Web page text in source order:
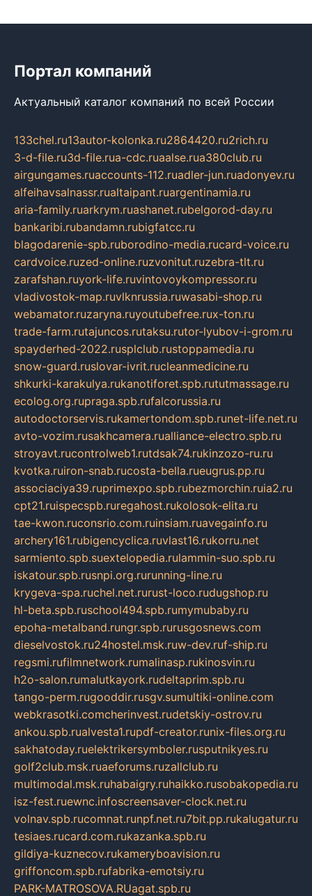
Портал компаний
Актуальный каталог компаний по всей России
133chel.ru13autor-kolonka.ru2864420.ru2rich.ru
3-d-file.ru3d-file.rua-cdc.ruaalse.rua380club.ru
airgungames.ruaccounts-112.ruadler-jun.ruadonyev.ru
alfeihavsalnassr.rualtaipant.ruargentinamia.ru
aria-family.ruarkrym.ruashanet.rubelgorod-day.ru
bankaribi.rubandamn.rubigfatcc.ru
blagodarenie-spb.ruborodino-media.rucard-voice.ru
cardvoice.ruzed-online.ruzvonitut.ruzebra-tlt.ru
zarafshan.ruyork-life.ruvintovoykompressor.ru
vladivostok-map.ruvlknrussia.ruwasabi-shop.ru
webamator.ruzaryna.ruyoutubefree.rux-ton.ru
trade-farm.rutajuncos.rutaksu.rutor-lyubov-i-grom.ru
spayderhed-2022.rusplclub.rustoppamedia.ru
snow-guard.ruslovar-ivrit.rucleanmedicine.ru
shkurki-karakulya.rukanotiforet.spb.rututmassage.ru
ecolog.org.rupraga.spb.rufalcorussia.ru
autodoctorservis.rukamertondom.spb.runet-life.net.ru
avto-vozim.rusakhcamera.rualliance-electro.spb.ru
stroyavt.rucontrolweb1.rutdsak74.rukinzozo-ru.ru
kvotka.ruiron-snab.rucosta-bella.rueugrus.pp.ru
associaciya39.ruprimexpo.spb.rubezmorchin.ruia2.ru
cpt21.ruispecspb.ruregahost.rukolosok-elita.ru
tae-kwon.ruconsrio.com.ruinsiam.ruavegainfo.ru
archery161.rubigencyclica.ruvlast16.rukorru.net
sarmiento.spb.suextelopedia.rulammin-suo.spb.ru
iskatour.spb.rusnpi.org.rurunning-line.ru
krygeva-spa.ruchel.net.rurust-loco.rudugshop.ru
hl-beta.spb.ruschool494.spb.rumymubaby.ru
epoha-metalband.rungr.spb.rurusgosnews.com
dieselvostok.ru24hostel.msk.ruw-dev.ruf-ship.ru
regsmi.rufilmnetwork.rumalinasp.rukinosvin.ru
h2o-salon.rumalutkayork.rudeltaprim.spb.ru
tango-perm.rugooddir.rusgv.sumultiki-online.com
webkrasotki.comcherinvest.rudetskiy-ostrov.ru
ankou.spb.rualvesta1.rupdf-creator.runix-files.org.ru
sakhatoday.ruelektrikersymboler.rusputnikyes.ru
golf2club.msk.ruaeforums.ruzallclub.ru
multimodal.msk.ruhabaigry.ruhaikko.rusobakopedia.ru
isz-fest.ruewnc.infoscreensaver-clock.net.ru
volnav.spb.rucomnat.runpf.net.ru7bit.pp.rukalugatur.ru
tesiaes.rucard.com.rukazanka.spb.ru
gildiya-kuznecov.rukameryboavision.ru
griffoncom.spb.rufabrika-emotsiy.ru
PARK-MATROSOVA.RUagat.spb.ru